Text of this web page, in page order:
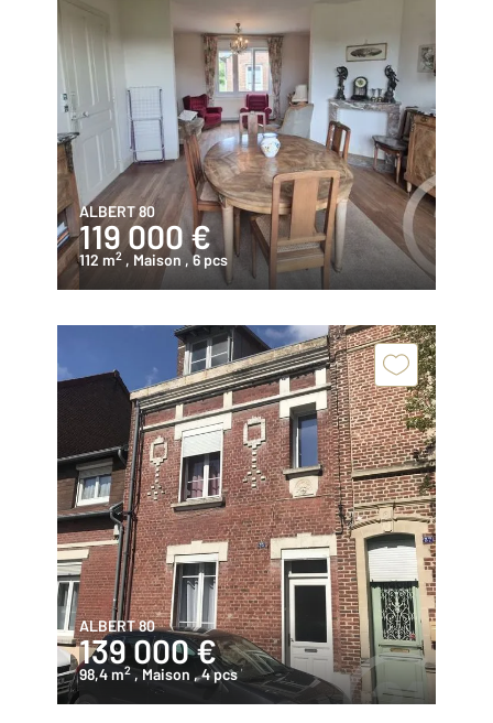
ALBERT 80
119 000 €
112 m2 , Maison , 6 pcs
ALBERT 80
139 000 €
98,4 m2 , Maison , 4 pcs